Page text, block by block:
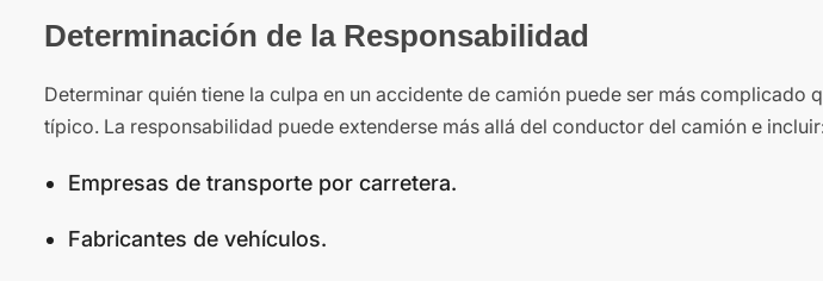
Determinación de la Responsabilidad
Determinar quién tiene la culpa en un accidente de camión puede ser más complicado
típico. La responsabilidad puede extenderse más allá del conductor del camión e
Empresas de transporte por carretera.
Fabricantes de vehículos.